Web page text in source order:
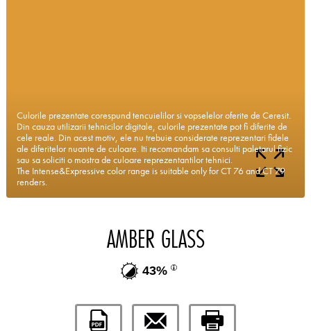
Culorile prezentate corespund tencuielilor si vopselelor oferite de Ceresit.
Din cauza utilizarii tehnicilor digitale, culorile prezentate pot fi diferite de
cele reale. Din acest motiv, ele nu trebuie considerate reprezentari fidele
ale diferitelor nuante de culoare. Iti recomandam sa consulti paletarul fizic
sau sa soliciti o mostra de culoare reprezentantilor tehnici.
The Intense&Expressive color range is suitable only for CT 76 and CT 79
renders.
AMBER GLASS
43%